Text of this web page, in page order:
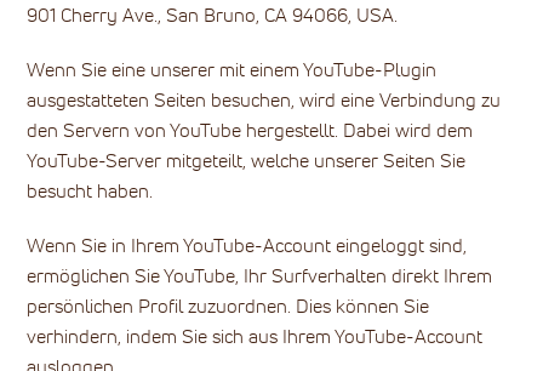
901 Cherry Ave., San Bruno, CA 94066, USA.
Wenn Sie eine unserer mit einem YouTube-Plugin
ausgestatteten Seiten besuchen, wird eine Verbindung zu
den Servern von YouTube hergestellt. Dabei wird dem
YouTube-Server mitgeteilt, welche unserer Seiten Sie
besucht haben.
Wenn Sie in Ihrem YouTube-Account eingeloggt sind,
ermöglichen Sie YouTube, Ihr Surfverhalten direkt Ihrem
persönlichen Profil zuzuordnen. Dies können Sie
verhindern, indem Sie sich aus Ihrem YouTube-Account